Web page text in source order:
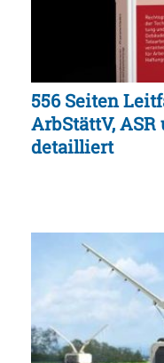
556 Seiten
ArbStättV,
detailliert